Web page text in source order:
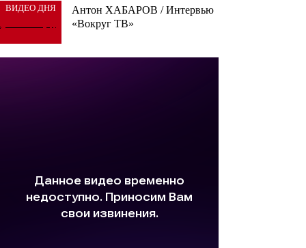
ВИДЕО ДНЯ
Антон ХАБАРОВ / Интервью
«Вокруг ТВ»